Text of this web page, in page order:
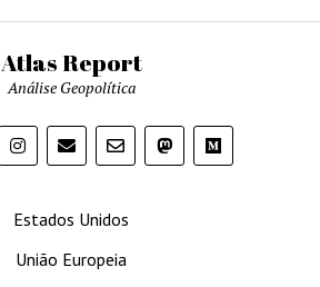
Atlas Report
Análise Geopolítica
Estados Unidos
União Europeia